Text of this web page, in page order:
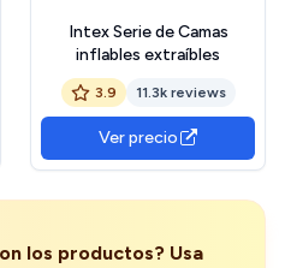
Intex Serie de Camas
inflables extraíbles
3.9 11.3k reviews
Ver precio
los productos? Usa